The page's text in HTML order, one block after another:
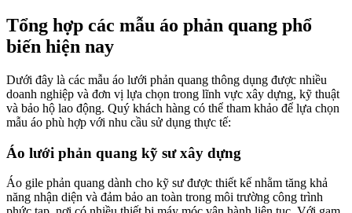
Tổng hợp các mẫu áo phản quang phổ
biến hiện nay
Dưới đây là các mẫu áo lưới phản quang thông dụng được nhiều
doanh nghiệp và đơn vị lựa chọn trong lĩnh vực xây dựng, kỹ thuật
và bảo hộ lao động. Quý khách hàng có thể tham khảo để lựa chọn
mẫu áo phù hợp với nhu cầu sử dụng thực tế:
Áo lưới phản quang kỹ sư xây dựng
Áo gile phản quang dành cho kỹ sư được thiết kế nhằm tăng khả
năng nhận diện và đảm bảo an toàn trong môi trường công trình